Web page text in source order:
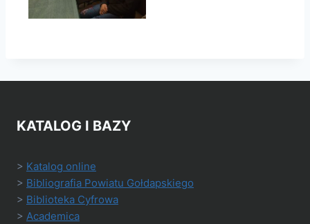
KATALOG I BAZY
> Katalog online
> Bibliografia Powiatu Gołdapskiego
> Biblioteka Cyfrowa
> Academica